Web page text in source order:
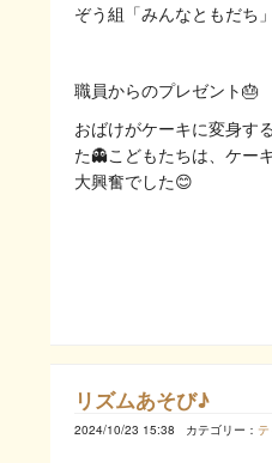
ぞう組「みんなともだち」
職員からのプレゼント🎂
おばけがケーキに変身す
た👻こどもたちは、ケー
大興奮でした😊
リズムあそび♪
2024/10/23 15:38 カテゴリー：